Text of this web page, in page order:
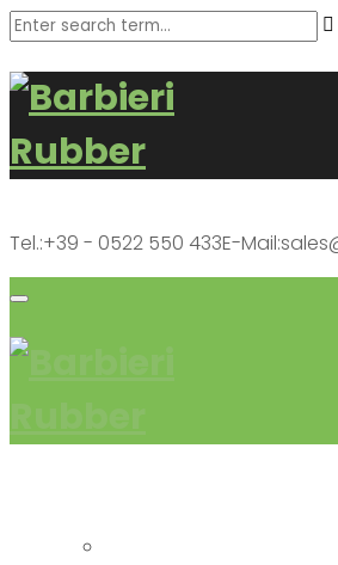
Tel.:+39 - 0522 550 433E-Mail: